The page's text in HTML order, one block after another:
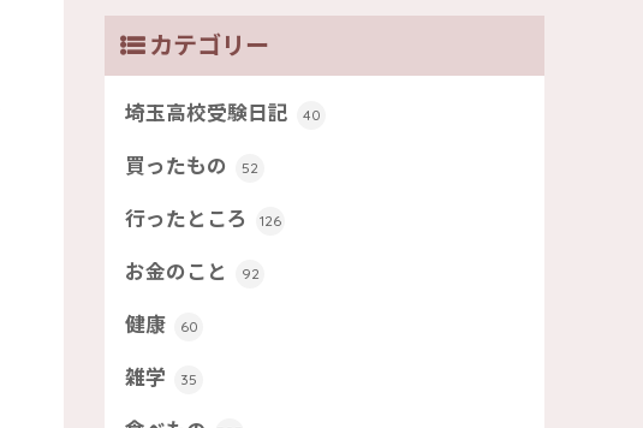
カテゴリー
埼玉高校受験日記 40
買ったもの 52
行ったところ 126
お金のこと 92
健康 60
雑学 35